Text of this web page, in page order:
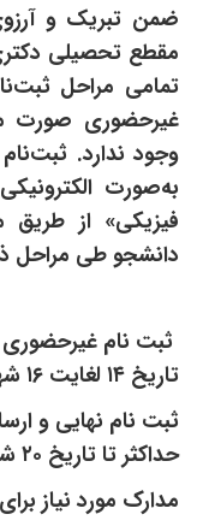
ضمن تبریک و
مقطع تحصیلی
تمامی مراحل
غیرحضوری صورت
وجود ندارد.
به‌صورت
فیزیکی» از
دانشجو طی مراحل
ثبت نام غیرحضوری
تاریخ ۱۴ لغایت ۱۶ شهریور ماه خواهد بود.
ثبت نام نهایی و
حداکثر تا تاریخ ۲۰ شهریور صورت گیرد.
مدارک مورد نیاز